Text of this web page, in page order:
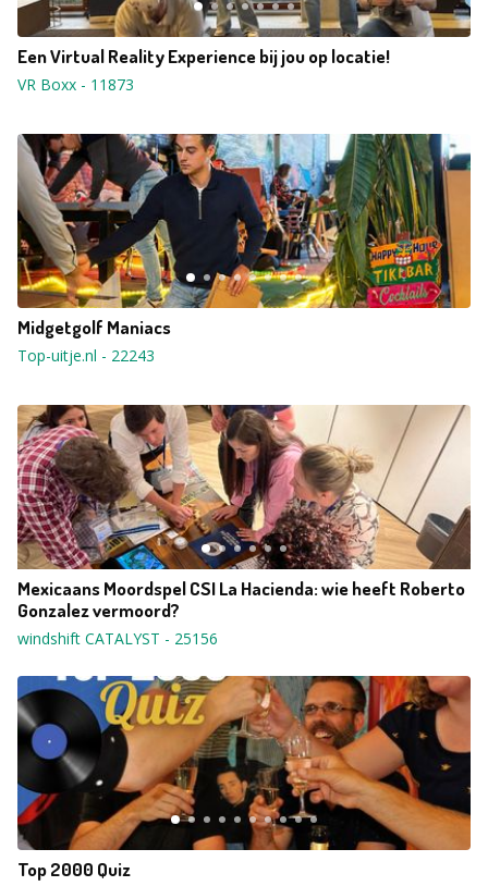
Een Virtual Reality Experience bij jou op locatie!
VR Boxx - 11873
Midgetgolf Maniacs
Top-uitje.nl - 22243
Mexicaans Moordspel CSI La Hacienda: wie heeft Roberto
Gonzalez vermoord?
windshift CATALYST - 25156
Top 2000 Quiz